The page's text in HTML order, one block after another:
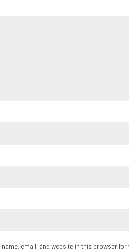
name, email, and website in this browser